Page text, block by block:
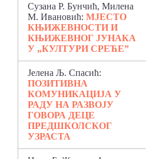
Сузана Р. Бунчић, Милена
М. Ивановић: МЈЕСТО
КЊИЖЕВНОСТИ И
КЊИЖЕВНОГ ЈУНАКА
У „КУЛТУРИ СРЕЋЕ”
Јелена Љ. Спасић:
ПОЗИТИВНА
КОМУНИКАЦИЈА У
РАДУ НА РАЗВОЈУ
ГОВОРА ДЕЦЕ
ПРЕДШКОЛСКОГ
УЗРАСТА